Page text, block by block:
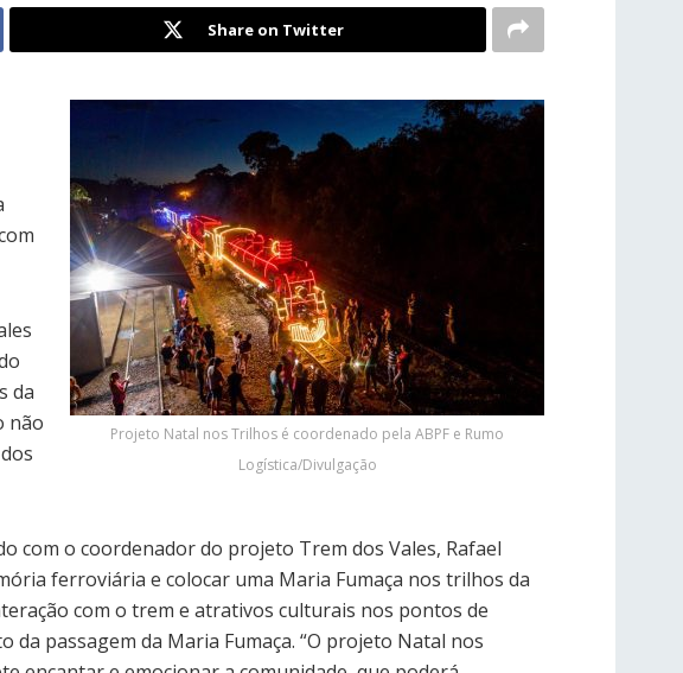
Share on Twitter
Projeto Natal nos Trilhos é coordenado pela ABPF e Rumo
Logística/Divulgação
da
não
com o coordenador do projeto Trem dos Vales, Rafael
ferroviária e colocar uma Maria Fumaça nos trilhos da
com o trem e atrativos culturais nos pontos de
passagem da Maria Fumaça. “O projeto Natal nos